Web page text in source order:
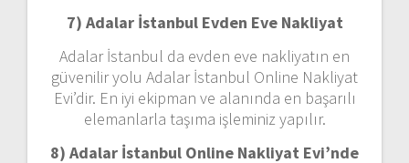
7) Adalar İstanbul Evden Eve Nakliyat
Adalar İstanbul da evden eve nakliyatın en
güvenilir yolu Adalar İstanbul Online Nakliyat
Evi’dir. En iyi ekipman ve alanında en başarılı
elemanlarla taşıma işleminiz yapılır.
8) Adalar İstanbul Online Nakliyat Evi’nde